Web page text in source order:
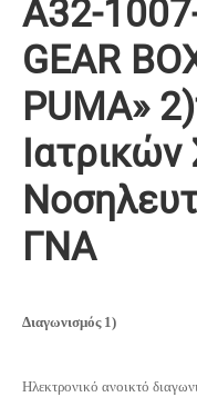
Α32-
GEAR
PUMA»
ΓΝΑ
Διαγωνισμός 1)
Ηλεκτρονικό ανοικτό